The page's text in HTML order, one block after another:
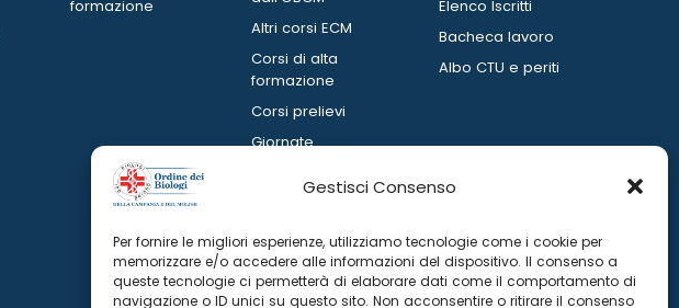
Gestisci Consenso
Per fornire le migliori esperienze, utilizziamo tecnologie come i cookie per
memorizzare e/o accedere alle informazioni del dispositivo. Il consenso a
queste tecnologie ci permetterà di elaborare dati come il comportamento di
navigazione o ID unici su questo sito. Non acconsentire o ritirare il consenso
formazione
Altri corsi ECM
Corsi di alta
formazione
Corsi prelievi
Giornate
Elenco Iscritti
Bacheca lavoro
Albo CTU e periti